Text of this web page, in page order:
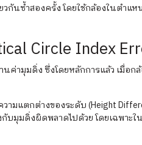
นซ้ำสองครั้ง โดยใช้กล้องในตำแ
Circle Index
นค่ามุมดิ่ง ซึ่งโดยหลักการแล้ว เ
มแตกต่างของระดับ (Height
มุมดิ่งผิดพลาดไปด้วย โดยเฉพา